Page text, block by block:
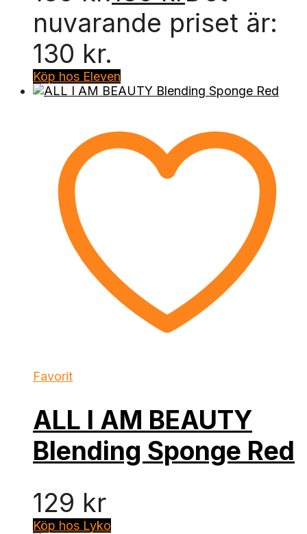
nuvarande priset är:
130 kr.
Köp hos Eleven
Favorit
ALL I AM BEAUTY
Blending Sponge Red
129 kr
Köp hos Lyko